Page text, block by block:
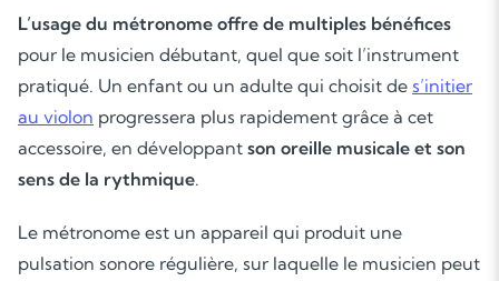
L’usage du métronome offre de multiples bénéfices
pour le musicien débutant, quel que soit l’instrument
pratiqué. Un enfant ou un adulte qui choisit de s’initier
au violon progressera plus rapidement grâce à cet
accessoire, en développant son oreille musicale et son
sens de la rythmique.
Le métronome est un appareil qui produit une
pulsation sonore régulière, sur laquelle le musicien peut